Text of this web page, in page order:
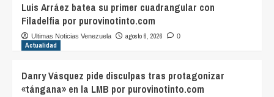
Luis Arráez batea su primer cuadrangular con
Filadelfia por purovinotinto.com
Ultimas Noticias Venezuela agosto 6, 2026 0
Actualidad
Danry Vásquez pide disculpas tras protagonizar
«tángana» en la LMB por purovinotinto.com